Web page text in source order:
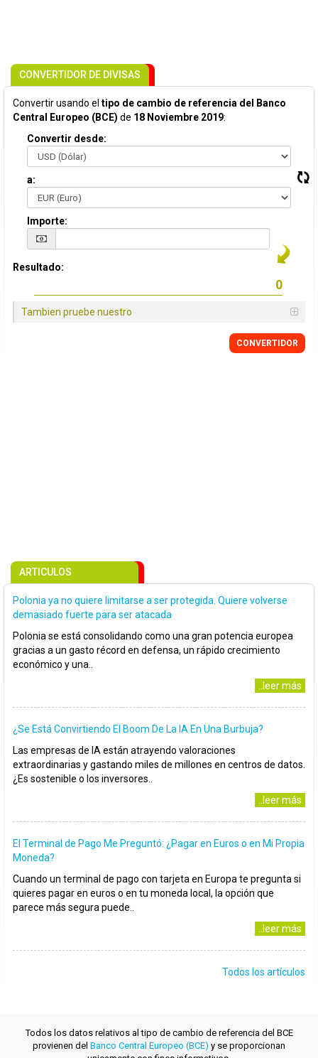
CONVERTIDOR DE DIVISAS
Convertir usando el tipo de cambio de referencia del Banco
Central Europeo (BCE) de 18 Noviembre 2019:
Convertir desde:
a:
Importe:
Resultado:
Tambien pruebe nuestro
CONVERTIDOR
ARTICULOS
Polonia ya no quiere limitarse a ser protegida. Quiere volverse
demasiado fuerte para ser atacada
Polonia se está consolidando como una gran potencia europea
gracias a un gasto récord en defensa, un rápido crecimiento
económico y una..
..leer más
¿Se Está Convirtiendo El Boom De La IA En Una Burbuja?
Las empresas de IA están atrayendo valoraciones
extraordinarias y gastando miles de millones en centros de datos.
¿Es sostenible o los inversores..
..leer más
El Terminal de Pago Me Preguntó: ¿Pagar en Euros o en Mi Propia
Moneda?
Cuando un terminal de pago con tarjeta en Europa te pregunta si
quieres pagar en euros o en tu moneda local, la opción que
parece más segura puede..
..leer más
Todos los artículos
Todos los datos relativos al tipo de cambio de referencia del BCE
provienen del Banco Central Europeo (BCE) y se proporcionan